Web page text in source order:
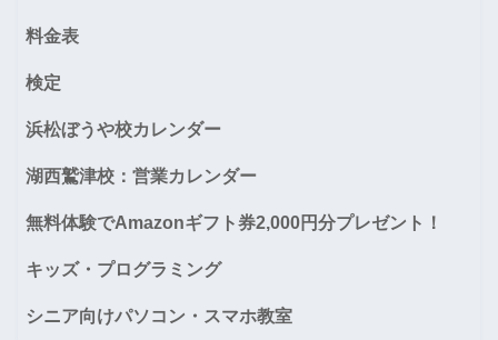
料金表
検定
浜松ぼうや校カレンダー
湖西鷲津校：営業カレンダー
無料体験でAmazonギフト券2,000円分プレゼント！
キッズ・プログラミング
シニア向けパソコン・スマホ教室